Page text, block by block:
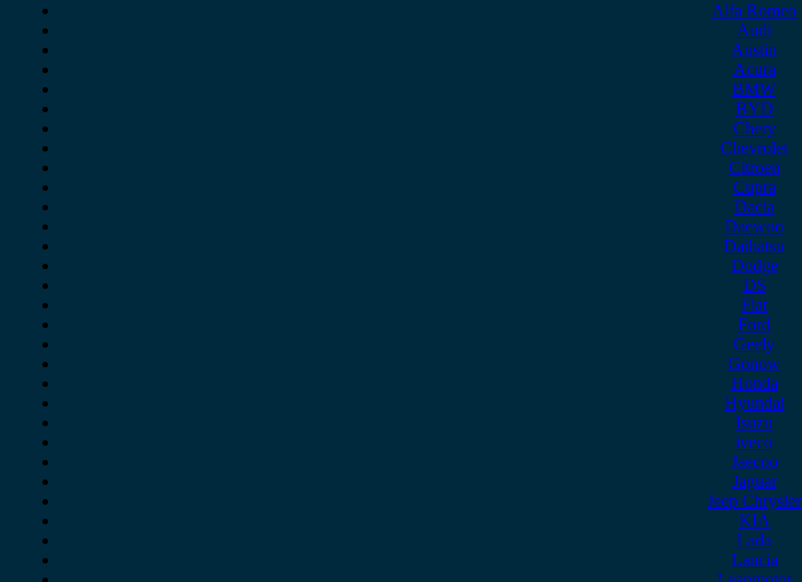
Alfa Romeo
Audi
Austin
Acura
BMW
BYD
Chery
Chevrolet
Citroen
Cupra
Dacia
Daewoo
Daihatsu
Dodge
DS
Fiat
Ford
Geely
Gonow
Honda
Hyundai
Isuzu
iveco
Jaecoo
Jaguar
Jeep Chrysler
KIA
Lada
Lancia